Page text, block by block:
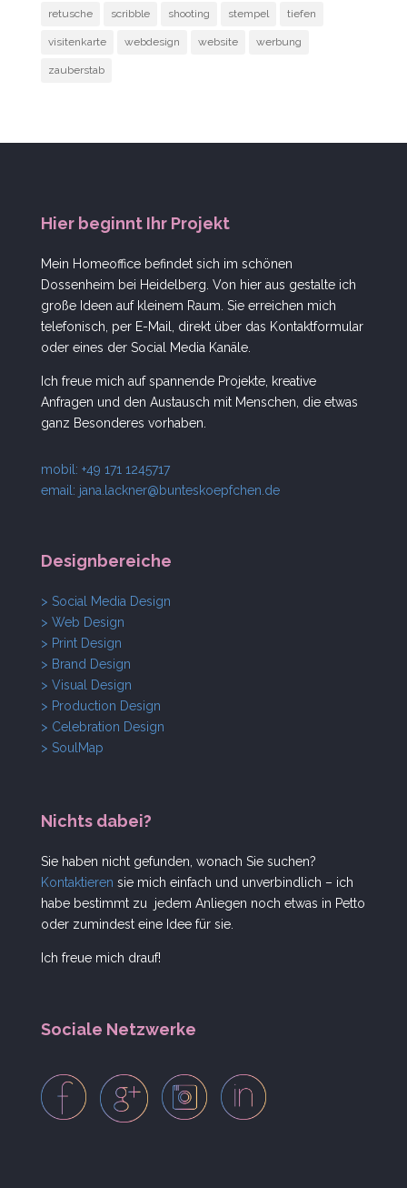
retusche scribble shooting stempel tiefen
visitenkarte webdesign website werbung
zauberstab
Hier beginnt Ihr Projekt
Mein Homeoffice befindet sich im schönen
Dossenheim bei Heidelberg. Von hier aus gestalte ich
große Ideen auf kleinem Raum. Sie erreichen mich
telefonisch, per E-Mail, direkt über das Kontaktformular
oder eines der Social Media Kanäle.
Ich freue mich auf spannende Projekte, kreative
Anfragen und den Austausch mit Menschen, die etwas
ganz Besonderes vorhaben.
mobil: +49 171 1245717
email: jana.lackner@bunteskoepfchen.de
Designbereiche
> Social Media Design
> Web Design
> Print Design
> Brand Design
> Visual Design
> Production Design
> Celebration Design
> SoulMap
Nichts dabei?
Sie haben nicht gefunden, wonach Sie suchen?
Kontaktieren sie mich einfach und unverbindlich – ich
habe bestimmt zu jedem Anliegen noch etwas in Petto
oder zumindest eine Idee für sie.
Ich freue mich drauf!
Sociale Netzwerke